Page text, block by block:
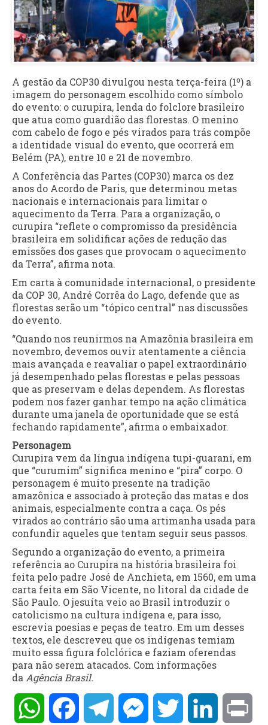
A gestão da COP30 divulgou nesta terça-feira (1º) a
imagem do personagem escolhido como símbolo
do evento: o curupira, lenda do folclore brasileiro
que atua como guardião das florestas. O menino
com cabelo de fogo e pés virados para trás compõe
a identidade visual do evento, que ocorrerá em
Belém (PA), entre 10 e 21 de novembro.
A Conferência das Partes (COP30) marca os dez
anos do Acordo de Paris, que determinou metas
nacionais e internacionais para limitar o
aquecimento da Terra. Para a organização, o
curupira “reflete o compromisso da presidência
brasileira em solidificar ações de redução das
emissões dos gases que provocam o aquecimento
da Terra”, afirma nota.
Em carta à comunidade internacional, o presidente
da COP 30, André Corrêa do Lago, defende que as
florestas serão um “tópico central” nas discussões
do evento.
“Quando nos reunirmos na Amazônia brasileira em
novembro, devemos ouvir atentamente a ciência
mais avançada e reavaliar o papel extraordinário
já desempenhado pelas florestas e pelas pessoas
que as preservam e delas dependem. As florestas
podem nos fazer ganhar tempo na ação climática
durante uma janela de oportunidade que se está
fechando rapidamente”, afirma o embaixador.
Personagem
Curupira vem da língua indígena tupi-guarani, em
que “curumim” significa menino e “pira” corpo. O
personagem é muito presente na tradição
amazônica e associado à proteção das matas e dos
animais, especialmente contra a caça. Os pés
virados ao contrário são uma artimanha usada para
confundir aqueles que tentam seguir seus passos.
Segundo a organização do evento, a primeira
referência ao Curupira na história brasileira foi
feita pelo padre José de Anchieta, em 1560, em uma
carta feita em São Vicente, no litoral da cidade de
São Paulo. O jesuíta veio ao Brasil introduzir o
catolicismo na cultura indígena e, para isso,
escrevia poesias e peças de teatro. Em um desses
textos, ele descreveu que os indígenas temiam
muito essa figura folclórica e faziam oferendas
para não serem atacados. Com informações
da Agência Brasil.
WhatsAppFacebookTelegramMessengerTwitter LinkedIn